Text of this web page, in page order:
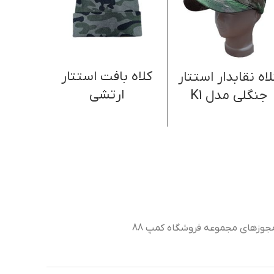
نقابدار استتار
جنگلی مدل K1
کلاه بافت استتار
ارتشی
مجموعه فروشگاه کمپ 88